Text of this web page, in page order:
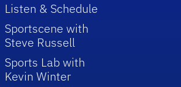
Listen & Schedule
Sportscene with
Steve Russell
Sports Lab with
Kevin Winter